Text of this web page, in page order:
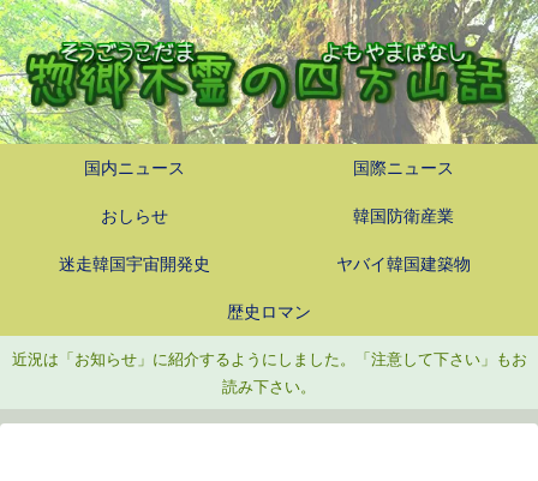
国内ニュース 国際ニュース
おしらせ 韓国防衛産業
迷走韓国宇宙開発史 ヤバイ韓国建築物
歴史ロマン
近況は「お知らせ」に紹介するようにしました。「注意して下さい」もお
読み下さい。